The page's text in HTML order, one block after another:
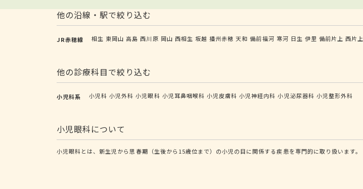
他の沿線・駅で絞り込む
JR赤穂線 相生 東岡山 高島 西川原 岡山 西相生 坂越 播州赤穂 天和 備前福河 寒河 日生 伊里 備前片上 西片上
他の診療科目で絞り込む
小児科系 小児科 小児外科 小児眼科 小児耳鼻咽喉科 小児皮膚科 小児神経内科 小児泌尿器科 小児整形外科
小児眼科について
小児眼科とは、新生児から思春期（生後から15歳位まで）の小児の目に関係する疾患を専門的に取り扱います。